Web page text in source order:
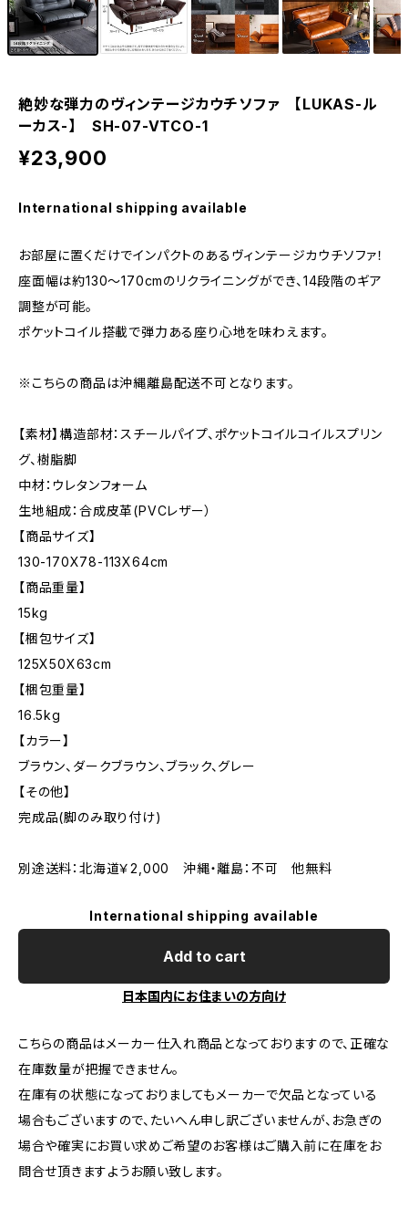
絶妙な弾力のヴィンテージカウチソファ 【LUKAS-ル
ーカス-】 SH-07-VTCO-1
¥23,900
International shipping available
お部屋に置くだけでインパクトのあるヴィンテージカウチソファ！
座面幅は約130〜170cmのリクライニングができ、14段階のギア
調整が可能。
ポケットコイル搭載で弾力ある座り心地を味わえます。
※こちらの商品は沖縄離島配送不可となります。
【素材】構造部材：スチールパイプ、ポケットコイルコイルスプリン
グ、樹脂脚
中材：ウレタンフォーム
生地組成：合成皮革(PVCレザー）
【商品サイズ】
130-170X78-113X64cm
【商品重量】
15kg
【梱包サイズ】
125X50X63cm
【梱包重量】
16.5kg
【カラー】
ブラウン、ダークブラウン、ブラック、グレー
【その他】
完成品(脚のみ取り付け)
別途送料：北海道￥2,000 沖縄・離島：不可 他無料
International shipping available
Add to cart
日本国内にお住まいの方向け
こちらの商品はメーカー仕入れ商品となっておりますので、正確な
在庫数量が把握できません。
在庫有の状態になっておりましてもメーカーで欠品となっている
場合もございますので、たいへん申し訳ございませんが、お急ぎの
場合や確実にお買い求めご希望のお客様はご購入前に在庫をお
問合せ頂きますようお願い致します。